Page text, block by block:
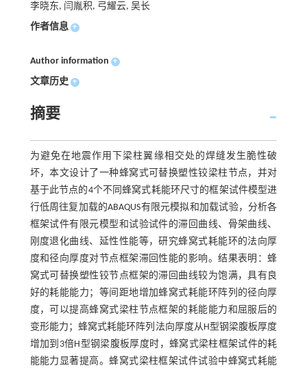
李晓东, 闫胤积, 弓耀云, 吴长
作者信息 +
Author information +
文章历史 +
摘要
为避免在地震作用下梁柱翼缘相交处的焊缝发生脆性破
坏，本文设计了一种蜂窝式可替换塑性铰梁柱节点，并对
基于此节点的4个不同蜂窝式耗能环尺寸的框架试件模型进
行低周往复加载的ABAQUS有限元模拟和加载试验，分析各
框架试件有限元模型和试验试件的滞回曲线、骨架曲线、
刚度退化曲线、延性性能等，研究蜂窝式耗能环的法向厚
度和径向厚度对节点框架滞回性能的影响。结果表明：蜂
窝式可替换塑性铰节点框架的滞回曲线较为饱满，具有良
好的耗能能力；等间距地增加蜂窝式耗能环阵列的径向厚
度，可以提高蜂窝式梁柱节点框架的耗能能力和屈服后的
变形能力；蜂窝式耗能环阵列法向厚度从H型钢梁腹板厚度
增加到3倍H型钢梁腹板厚度时，蜂窝式梁柱框架试件的耗
能能力显著提高。蜂窝式梁柱框架试件试验中蜂窝式耗能